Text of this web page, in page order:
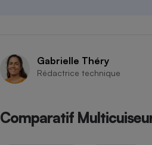
Gabrielle Théry
Rédactrice technique
Comparatif